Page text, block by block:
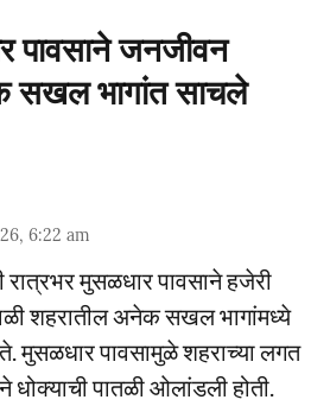
पावसाने जनजीवन
सखल भागांत साचले
6:22 am
रात्रभर मुसळधार पावसाने हजेरी
शहरातील अनेक सखल भागांमध्ये
मुसळधार पावसामुळे शहराच्या लगत
धोक्याची पातळी ओलांडली होती.